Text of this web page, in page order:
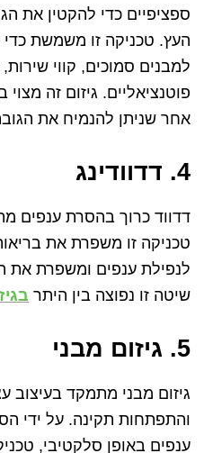
ספציפיים כדי להקטין את
העץ. טכניקה זו משמשת כדי
למבנים סמוכים, קווי
פוטנציאליים. גיזום זה מצוי
אחר שניתן להנמיח את
4. דדוודינג
דדווד כרוך בהסרת ענפים
טכניקה זו משפרת את
לנפילת ענפים ומשפרת את
שיטה זו נפוצה בין היתר
5. גיזום מבני
גיזום מבני מתמקד בעיצוב
והתפתחות תקינה. על ידי
ענפים באופן סלקטיבי,